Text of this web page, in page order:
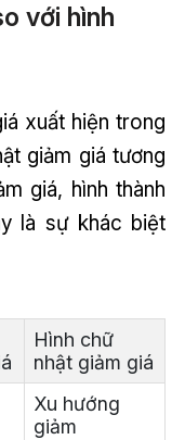
với hình
xuất hiện trong
giảm giá tương
giá, hình thành
là sự khác biệt
Hình chữ
nhật giảm giá
Xu hướng
giảm